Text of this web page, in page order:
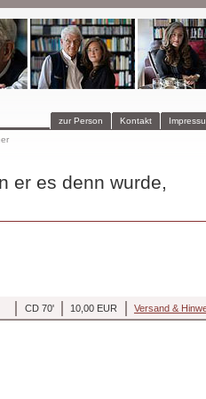
Kontakt
zur Person
er es denn wurde,
Versand &
10,00 EUR
CD 70'